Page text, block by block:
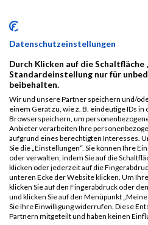
Datenschutzeinstellungen
Durch Klicken auf die Schaltfläche
Standardeinstellung nur für
beibehalten.
Wir und unsere Partner speichern und/
einem Gerät zu, wie z. B. eindeutige IDs
Browserspeichern, um
Anbieter verarbeiten Ihre
aufgrund eines berechtigten Interesses.
Sie die „Einstellungen“. Sie können Ihre
oder verwalten, indem Sie auf die
klicken oder jederzeit auf die
unteren Ecke der Website klicken. Um
klicken Sie auf den Fingerabdruck oder
und klicken Sie auf den Menüpunkt
Sie Ihre Einwilligung widerrufen. Diese
Partnern mitgeteilt und haben keinen